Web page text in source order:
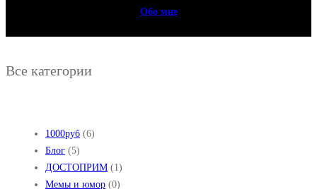
Обо мне
Все категории
1000руб (6)
Блог (5)
ДОСТОПРИМ (1)
Мемы и юмор (0)